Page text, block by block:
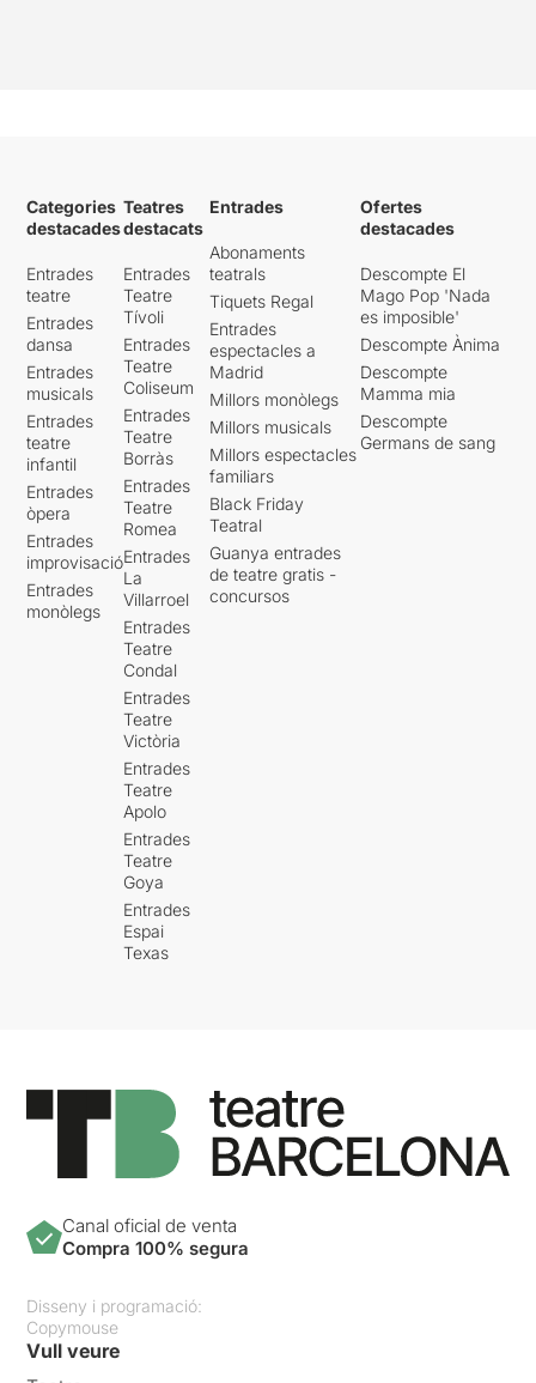
En el documental també hi
veureu imatges de
paisatges d’Andalusia,
imatges de documentals de
l’època, algunes fotografies i
dibuixos del poeta.
“Federico García” és un
espectacle on s’hi barreja
sensibilitat, elegància,
emoció, poesia i art. Un
espectacle del tot
imprescindible!!!
És realment impressionant
que soy la sombra inmensa
de mis lágrimas”
Federico García Lorca
Categories
destacades
Entrades
teatre
Entrades
dansa
Entrades
musicals
Entrades
teatre
infantil
Entrades
òpera
Entrades
improvisació
Entrades
monòlegs
Teatres
destacats
Entrades
Teatre
Tívoli
Entrades
Teatre
Coliseum
Entrades
Teatre
Borràs
Entrades
Teatre
Romea
Entrades
La
Villarroel
Entrades
Teatre
Condal
Entrades
Teatre
Victòria
Entrades
Teatre
Apolo
Entrades
Teatre
Goya
Entrades
Espai
Texas
Entrades
Abonaments
teatrals
Tiquets Regal
Entrades
espectacles a
Madrid
Millors monòlegs
Millors musicals
Millors espectacles
familiars
Black Friday
Teatral
Guanya entrades
de teatre gratis -
concursos
Ofertes
destacades
Descompte El
Mago Pop 'Nada
es imposible'
Descompte Ànima
Descompte
Mamma mia
Descompte
Germans de sang
Canal oficial de venta
Compra 100% segura
Disseny i programació:
Copymouse
Vull veure